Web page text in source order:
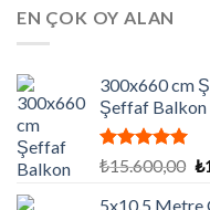
EN ÇOK OY ALAN
300x660 cm
Şeffaf Balkon
5 üzerinden
aldı
₺15.600,00 ₺
5x10.5 Metre